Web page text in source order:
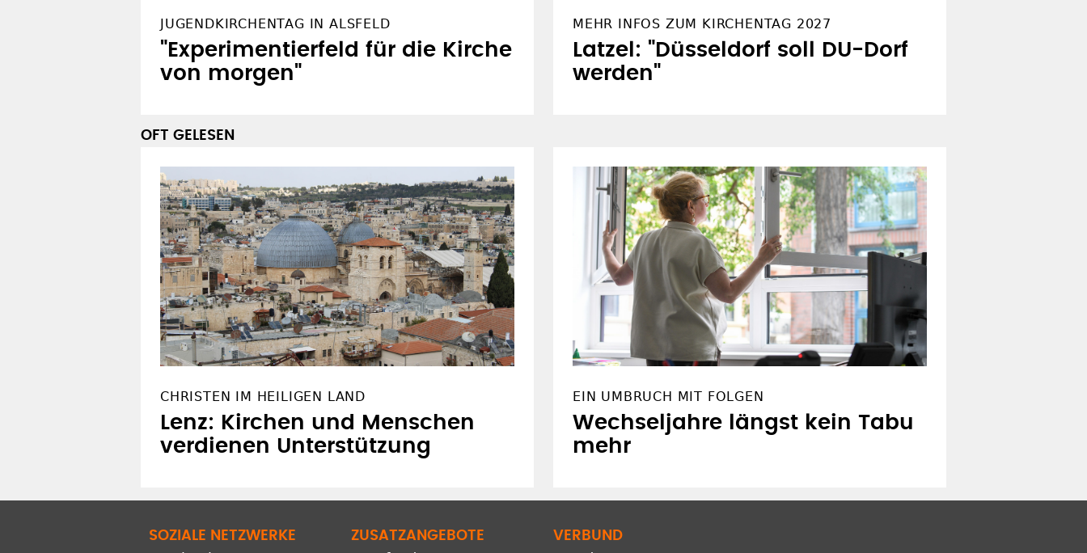
JUGENDKIRCHENTAG IN ALSFELD
"Experimentierfeld für die Kirche
von morgen"
MEHR INFOS ZUM KIRCHENTAG 2027
Latzel: "Düsseldorf soll DU-Dorf
werden"
OFT GELESEN
CHRISTEN IM HEILIGEN LAND
Lenz: Kirchen und Menschen
verdienen Unterstützung
EIN UMBRUCH MIT FOLGEN
Wechseljahre längst kein Tabu
mehr
SOZIALE NETZWERKE ZUSATZANGEBOTE VERBUND